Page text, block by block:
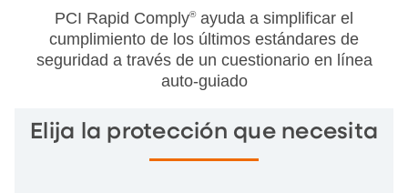
PCI Rapid Comply®ayuda a simplificar el
cumplimiento de los últimos estándares de
seguridad a través de un cuestionario en línea
auto-guiado
Elija la protección que necesita